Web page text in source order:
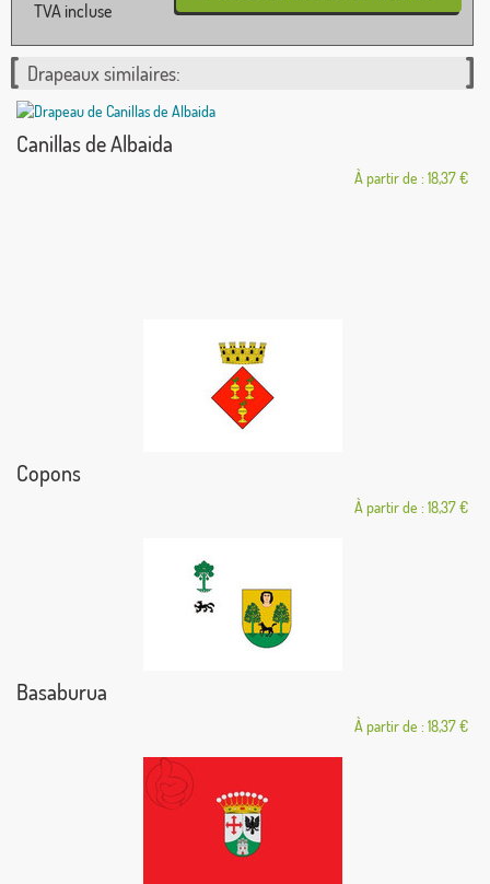
TVA incluse
Drapeaux similaires:
Canillas de Albaida
À partir de : 18,37 €
Copons
À partir de : 18,37 €
Basaburua
À partir de : 18,37 €